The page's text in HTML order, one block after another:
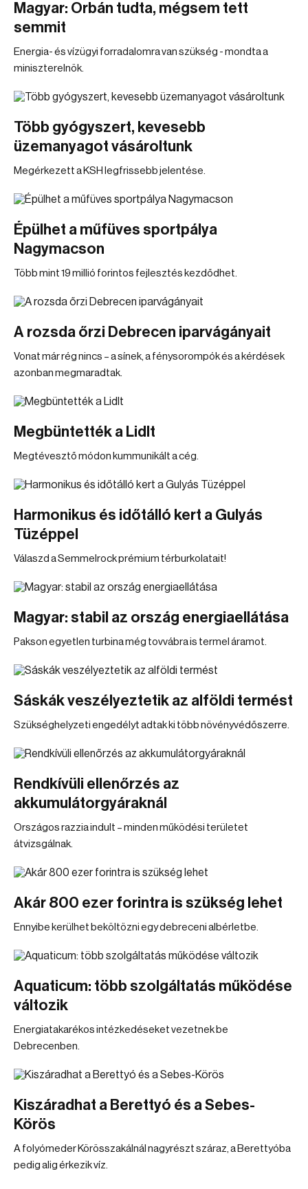
Magyar: Orbán tudta, mégsem tett
semmit
Energia- és vízügyi forradalomra van szükség - mondta a
miniszterelnök.
Több gyógyszert, kevesebb
üzemanyagot vásároltunk
Megérkezett a KSH legfrissebb jelentése.
Épülhet a műfüves sportpálya
Nagymacson
Több mint 19 millió forintos fejlesztés kezdődhet.
A rozsda őrzi Debrecen iparvágányait
Vonat már rég nincs – a sínek, a fénysorompók és a kérdések
azonban megmaradtak.
Megbüntették a Lidlt
Megtévesztő módon kummunikált a cég.
Harmonikus és időtálló kert a Gulyás
Tüzéppel
Válaszd a Semmelrock prémium térburkolatait!
Magyar: stabil az ország energiaellátása
Pakson egyetlen turbina még tovvábra is termel áramot.
Sáskák veszélyeztetik az alföldi termést
Szükséghelyzeti engedélyt adtak ki több növényvédőszerre.
Rendkívüli ellenőrzés az
akkumulátorgyáraknál
Országos razzia indult – minden működési területet
átvizsgálnak.
Akár 800 ezer forintra is szükség lehet
Ennyibe kerülhet beköltözni egy debreceni albérletbe.
Aquaticum: több szolgáltatás működése
változik
Energiatakarékos intézkedéseket vezetnek be
Debrecenben.
Kiszáradhat a Berettyó és a Sebes-
Körös
A folyómeder Körösszakálnál nagyrészt száraz, a Berettyóba
pedig alig érkezik víz.